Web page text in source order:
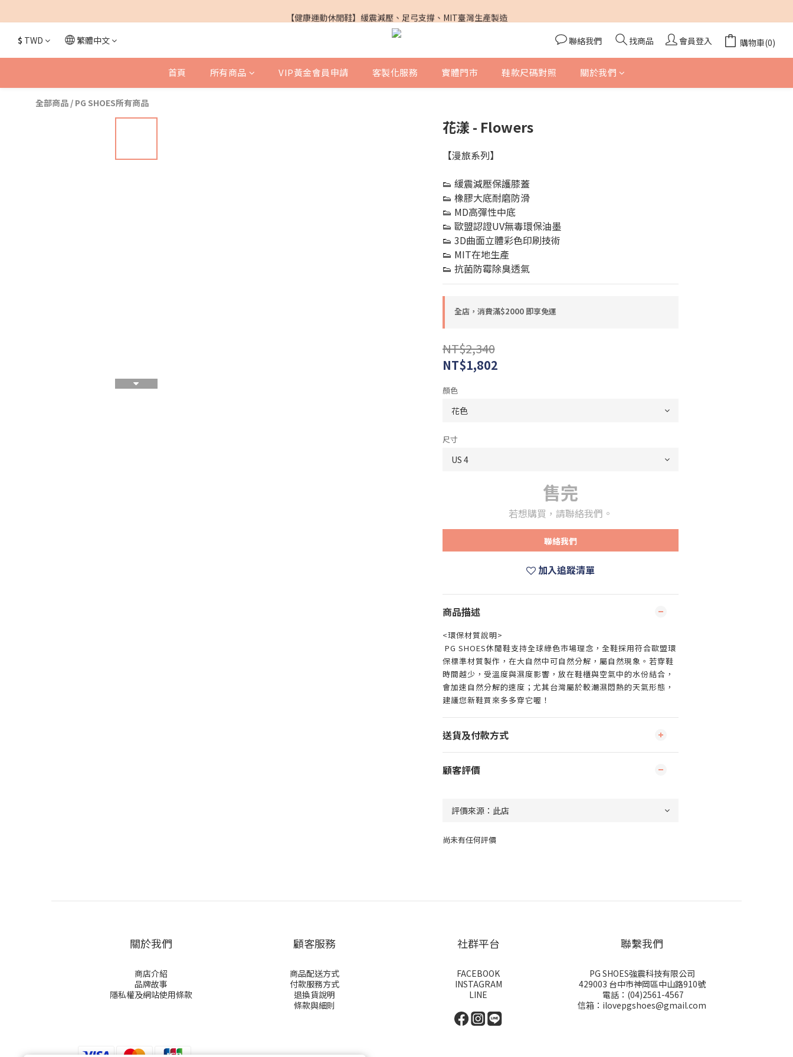
PG SHOES X 鎮瀾宮｜媽祖遶境聯名鞋
【健康運動休閒鞋】緩震減壓、足弓支撐、MIT臺灣生產製造
PG SHOES X 鎮瀾宮｜媽祖遶境聯名鞋
$ TWD 繁體中文 聯絡我們 找商品 會員登入 購物車(0)
首頁 所有商品 VIP黃金會員申請 客製化服務 實體門市 鞋款尺碼對照 關於我們
全部商品 / PG SHOES所有商品
花漾 - Flowers
【漫旅系列】
👟 緩震減壓保護膝蓋
👟 橡膠大底耐磨防滑
👟 MD高彈性中底
👟 歐盟認證UV無毒環保油墨
👟 3D曲面立體彩色印刷技術
👟 MIT在地生產
👟 抗菌防霉除臭透氣
全店，消費滿$2000 即享免運
NT$2,340
NT$1,802
顏色
尺寸
售完
若想購買，請聯絡我們。
聯絡我們
加入追蹤清單
商品描述
<環保材質說明>
PG SHOES休閒鞋支持全球綠色市場理念，全鞋採用符合歐盟環
保標準材質製作，在大自然中可自然分解，屬自然現象。若穿鞋
時間越少，受溫度與濕度影響，放在鞋櫃與空氣中的水份結合，
會加速自然分解的速度；尤其台灣屬於較潮濕悶熱的天氣形態，
建議您新鞋買來多多穿它喔！
送貨及付款方式
顧客評價
尚未有任何評價
關於我們
商店介紹
品牌故事
隱私權及網站使用條款
顧客服務
商品配送方式
付款服務方式
退換貨說明
條款與細則
社群平台
FACEBOOK
INSTAGRAM
LINE
聯繫我們
PG SHOES強震科技有限公司
429003 台中市神岡區中山路910號
電話：(04)2561-4567
信箱：ilovepgshoes@gmail.com